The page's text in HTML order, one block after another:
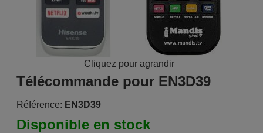
Cliquez pour agrandir
Télécommande pour EN3D39
Référence: EN3D39
Disponible en stock